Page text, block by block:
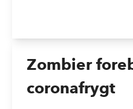
Zombier
coronafrygt